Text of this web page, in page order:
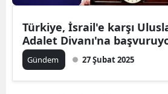
Türkiye, İsrail'e karşı
Adalet Divanı'na
Gündem 27 Şubat 2025